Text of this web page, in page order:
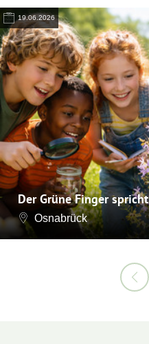
19.06.2026
Der Grüne Finger spricht
Osnabrück